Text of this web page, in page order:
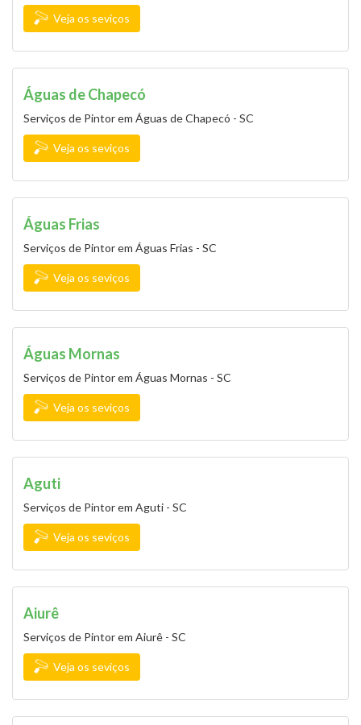
Veja os seviços
Águas de Chapecó
Serviços de Pintor em Águas de Chapecó - SC
Veja os seviços
Águas Frias
Serviços de Pintor em Águas Frias - SC
Veja os seviços
Águas Mornas
Serviços de Pintor em Águas Mornas - SC
Veja os seviços
Aguti
Serviços de Pintor em Aguti - SC
Veja os seviços
Aiurê
Serviços de Pintor em Aiurê - SC
Veja os seviços